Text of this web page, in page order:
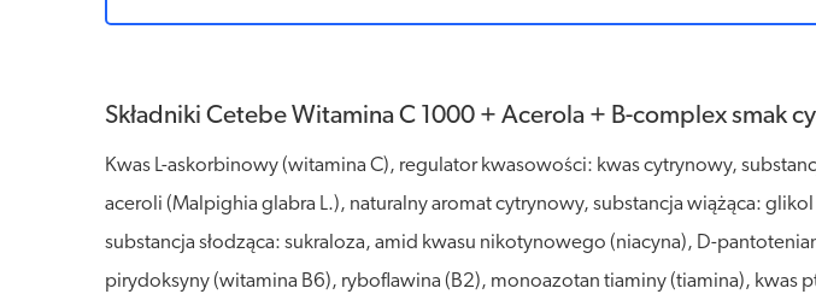
Składniki Cetebe Witamina C 1000 + Acerola + B-complex smak
Kwas L-askorbinowy (witamina C), regulator kwasowości: kwas cytrynowy,
aceroli (Malpighia glabra L.), naturalny aromat cytrynowy, substancja wiążąca:
substancja słodząca: sukraloza, amid kwasu nikotynowego (niacyna), D-
pirydoksyny (witamina B6), ryboflawina (B2), monoazotan tiaminy (tiamina),